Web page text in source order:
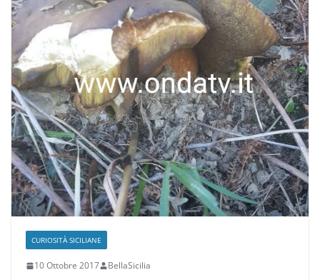
CURIOSITÀ SICILIANE
10 Ottobre 2017 BellaSicilia